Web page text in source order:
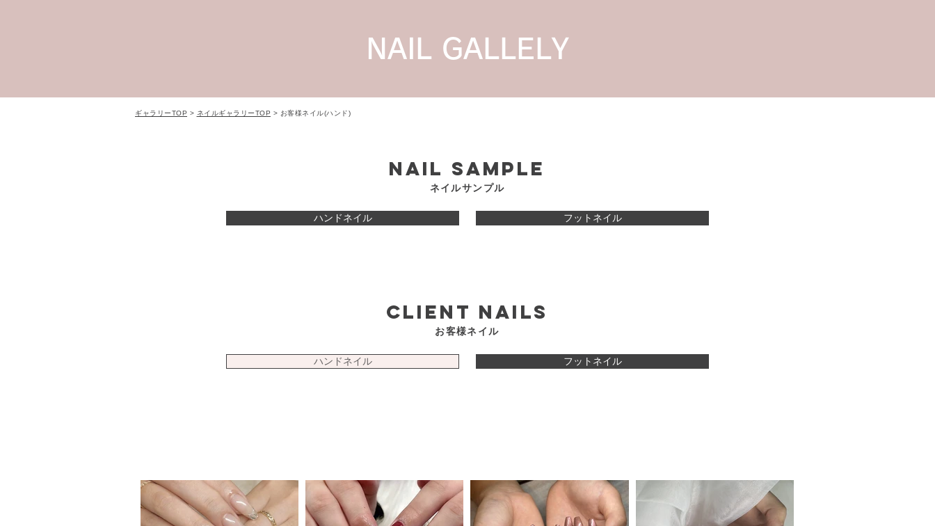
NAIL GALLELY
​ギャラリーTOP > ネイルギャラリーTOP > お客様ネイル(ハンド)
ネイルサンプル
NAIL Sample
ハンドネイル フットネイル
Client Nails
​お客様ネイル
ハンドネイル フットネイル